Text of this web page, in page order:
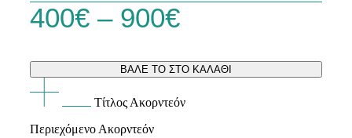
400€ – 900€Price
400€
through
ΒΑΛΕ ΤΟ ΣΤΟ ΚΑΛΑΘΙ
Τίτλος Ακορντεόν
Περιεχόμενο Ακορντεόν